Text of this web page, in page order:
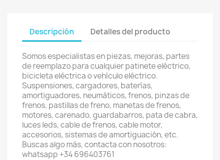
Descripción Detalles del producto
Somos especialistas en piezas, mejoras, partes
de reemplazo para cualquier patinete eléctrico,
bicicleta eléctrica o vehículo eléctrico.
Suspensiones, cargadores, baterías,
amortiguadores, neumáticos, frenos, pinzas de
frenos, pastillas de freno, manetas de frenos,
motores, carenado, guardabarros, pata de cabra,
luces leds, cable de frenos, cable motor,
accesorios, sistemas de amortiguación, etc.
Buscas algo más, contacta con nosotros:
whatsapp +34 696403761